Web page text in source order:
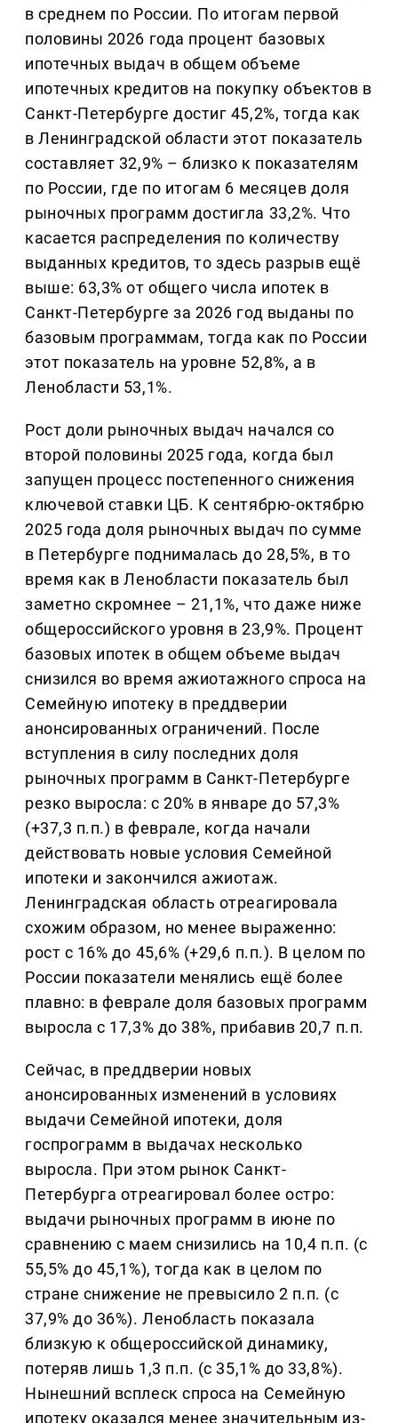
в среднем по России. По итогам первой
половины 2026 года процент базовых
ипотечных выдач в общем объеме
ипотечных кредитов на покупку объектов в
Санкт-Петербурге достиг 45,2%, тогда как
в Ленинградской области этот показатель
составляет 32,9% – близко к показателям
по России, где по итогам 6 месяцев доля
рыночных программ достигла 33,2%. Что
касается распределения по количеству
выданных кредитов, то здесь разрыв ещё
выше: 63,3% от общего числа ипотек в
Санкт-Петербурге за 2026 год выданы по
базовым программам, тогда как по России
этот показатель на уровне 52,8%, а в
Ленобласти 53,1%.
Рост доли рыночных выдач начался со
второй половины 2025 года, когда был
запущен процесс постепенного снижения
ключевой ставки ЦБ. К сентябрю-октябрю
2025 года доля рыночных выдач по сумме
в Петербурге поднималась до 28,5%, в то
время как в Ленобласти показатель был
заметно скромнее – 21,1%, что даже ниже
общероссийского уровня в 23,9%. Процент
базовых ипотек в общем объеме выдач
снизился во время ажиотажного спроса на
Семейную ипотеку в преддверии
анонсированных ограничений. После
вступления в силу последних доля
рыночных программ в Санкт-Петербурге
резко выросла: с 20% в январе до 57,3%
(+37,3 п.п.) в феврале, когда начали
действовать новые условия Семейной
ипотеки и закончился ажиотаж.
Ленинградская область отреагировала
схожим образом, но менее выраженно:
рост с 16% до 45,6% (+29,6 п.п.). В целом по
России показатели менялись ещё более
плавно: в феврале доля базовых программ
выросла с 17,3% до 38%, прибавив 20,7 п.п.
Сейчас, в преддверии новых
анонсированных изменений в условиях
выдачи Семейной ипотеки, доля
госпрограмм в выдачах несколько
выросла. При этом рынок Санкт-
Петербурга отреагировал более остро:
выдачи рыночных программ в июне по
сравнению с маем снизились на 10,4 п.п. (с
55,5% до 45,1%), тогда как в целом по
стране снижение не превысило 2 п.п. (с
37,9% до 36%). Ленобласть показала
близкую к общероссийской динамику,
потеряв лишь 1,3 п.п. (с 35,1% до 33,8%).
Нынешний всплеск спроса на Семейную
ипотеку оказался менее значительным из-